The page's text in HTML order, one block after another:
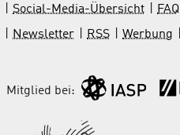
Social-Media-Übersicht
FAQ
Newsletter
RSS Werbung
Mitglied bei: